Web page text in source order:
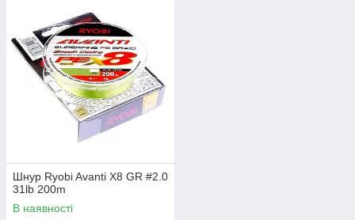
Шнур Ryobi Avanti X8 GR #2.0
31lb 200m
В наявності